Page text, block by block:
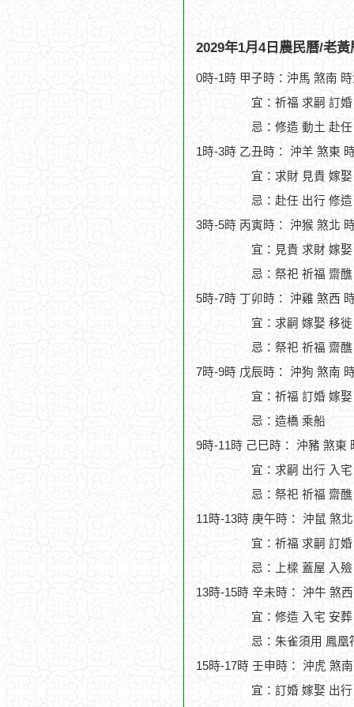
2029年1月4日農民曆/老
0時-1時 甲子時：沖馬 煞南
宜：祈福 求嗣 訂
忌：修造 動土 赴任
1時-3時 乙丑時： 沖羊 煞東
宜：求財 見貴 嫁
忌：赴任 出行 修
3時-5時 丙寅時： 沖猴 煞北
宜：見貴 求財 嫁
忌：祭祀 祈福 齋
5時-7時 丁卯時： 沖雞 煞西
宜：求嗣 嫁娶 移
忌：祭祀 祈福 齋
7時-9時 戊辰時： 沖狗 煞南
宜：祈福 訂婚 嫁
忌：造橋 乘船
9時-11時 己巳時： 沖豬 煞東
宜：求嗣 出行 入
忌：祭祀 祈福 齋
11時-13時 庚午時： 沖鼠 煞
宜：祈福 求嗣 訂
忌：上樑 蓋屋 入殮
13時-15時 辛未時： 沖牛 煞
宜：修造 入宅 安
忌：朱雀須用 鳳凰
15時-17時 壬申時： 沖虎 煞
宜：訂婚 嫁娶 出